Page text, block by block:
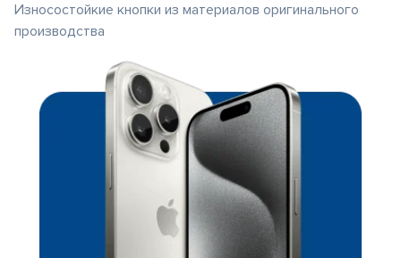
Износостойкие кнопки из материалов оригинального
производства